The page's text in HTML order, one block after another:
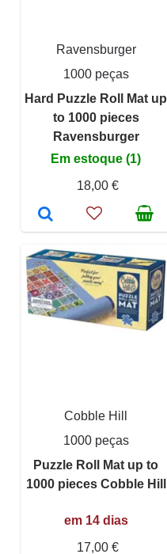
Ravensburger
1000 peças
Hard Puzzle Roll Mat up
to 1000 pieces
Ravensburger
Em estoque (1)
18,00 €
Cobble Hill
1000 peças
Puzzle Roll Mat up to
1000 pieces Cobble Hill
em 14 dias
17,00 €